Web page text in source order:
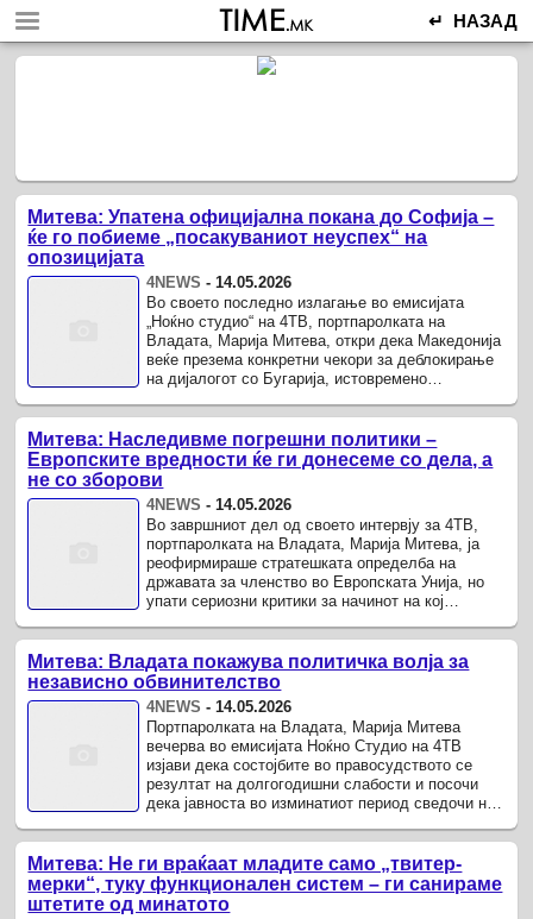
↵ НАЗАД
Митева: Упатена официјална покана до Софија –
ќе го побиеме „посакуваниот неуспех“ на
опозицијата
4NEWS - 14.05.2026
Во своето последно излагање во емисијата
„Ноќно студио“ на 4ТВ, портпаролката на
Владата, Марија Митева, откри дека Македонија
веќе презема конкретни чекори за деблокирање
на дијалогот со Бугарија, истовремено
Митева: Наследивме погрешни политики –
Европските вредности ќе ги донесеме со дела, а
не со зборови
4NEWS - 14.05.2026
Во завршниот дел од своето интервју за 4ТВ,
портпаролката на Владата, Марија Митева, ја
реофирмираше стратешката определба на
државата за членство во Европската Унија, но
упати сериозни критики за начинот на кој
Митева: Владата покажува политичка волја за
независно обвинителство
4NEWS -14.05.2026
Портпаролката на Владата, Марија Митева
вечерва во емисијата Ноќно Студио на 4ТВ
изјави дека состојбите во правосудството се
резултат на долгогодишни слабости и посочи
дека јавноста во изминатиот период сведочи на
Митева: Не ги враќаат младите само „твитер-
мерки“, туку функционален систем – ги санираме
штетите од минатото